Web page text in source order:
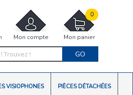
Mon compte Mon panier
0
GO
VISIOPHONES PIÈCES DÉTACHÉES